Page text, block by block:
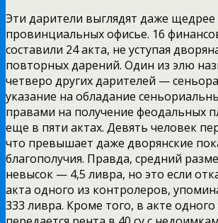
Эти дарители выглядят даже щедрее
провинциальных офисье. 16
составили 24 акта, не уступая
повторных дарений. Один из элю
четверо других дарителей —
указание на обладание
правами на получение феодальных
еще в пяти актах. Девять человек
что превышает даже дворянские
благополучия. Правда, средний
невысок — 4,5 ливра, но это если
акта одного из контролеров,
333 ливра. Кроме того, в акте